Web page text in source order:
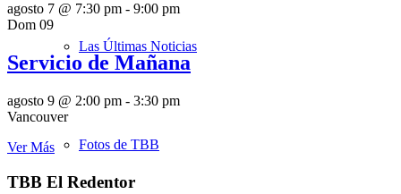
Las Últimas Noticias
Fotos de TBB
agosto 7 @ 7:30 pm - 9:00 pm
Dom 09
Servicio de Mañana
agosto 9 @ 2:00 pm - 3:30 pm
Vancouver
Ver Más
TBB El Redentor